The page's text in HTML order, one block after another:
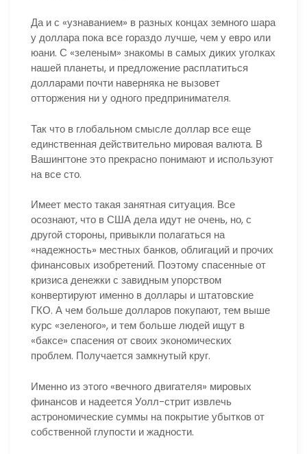
Да и с «узнаванием» в разных концах земного шара
у доллара пока все гораздо лучше, чем у евро или
юани. С «зеленым» знакомы в самых диких уголках
нашей планеты, и предложение расплатиться
долларами почти наверняка не вызовет
отторжения ни у одного предпринимателя.
Так что в глобальном смысле доллар все еще
единственная действительно мировая валюта. В
Вашингтоне это прекрасно понимают и используют
на все сто.
Имеет место такая занятная ситуация. Все
осознают, что в США дела идут не очень, но, с
другой стороны, привыкли полагаться на
«надежность» местных банков, облигаций и прочих
финансовых изобретений. Поэтому спасенные от
кризиса денежки с завидным упорством
конвертируют именно в доллары и штатовские
ГКО. А чем больше долларов покупают, тем выше
курс «зеленого», и тем больше людей ищут в
«баксе» спасения от своих экономических
проблем. Получается замкнутый круг.
Именно из этого «вечного двигателя» мировых
финансов и надеется Уолл-стрит извлечь
астрономические суммы на покрытие убытков от
собственной глупости и жадности.